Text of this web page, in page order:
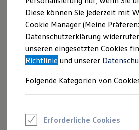
Kompaktwagen
Sportwagen
Schnell verfügbare Fahrzeuge
Angebote und Produkte
Aktuelle Angebote
E-Auto-Förderung
Volkswagen Marktplatz
Junge Gebrauchtwagen und
Saisonangebote
Diese können Sie jederzeit mit
Cookie Manager (Meine
Datenschutzerklärung
unseren eingesetzten Cookies
Richtlinie und unserer
Folgende Kategorien von
Erforderliche Cookies